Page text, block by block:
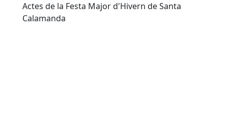
Actes de la Festa Major d'Hivern de Santa
Calamanda